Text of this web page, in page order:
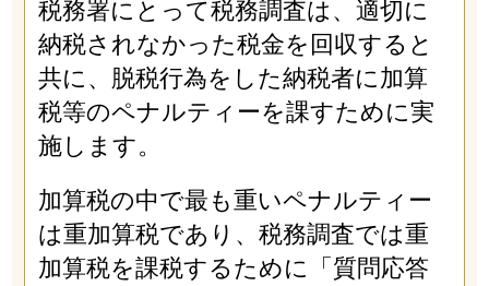
税務署にとって税務調査は、適切に
納税されなかった税金を回収すると
共に、脱税行為をした納税者に加算
税等のペナルティーを課すために実
施します。
加算税の中で最も重いペナルティー
は重加算税であり、税務調査では重
加算税を課税するために「質問応答